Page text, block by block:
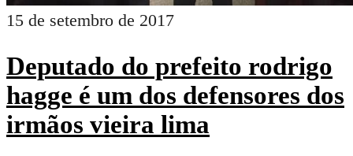
15 de setembro de 2017
Deputado do prefeito rodrigo
hagge é um dos defensores dos
irmãos vieira lima